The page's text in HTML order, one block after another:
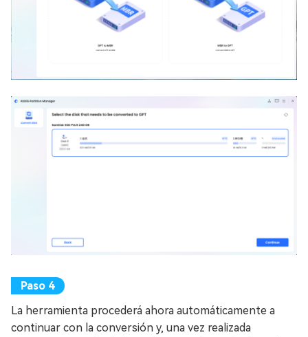
La herramienta procederá ahora automáticamente a
continuar con la conversión y, una vez realizada